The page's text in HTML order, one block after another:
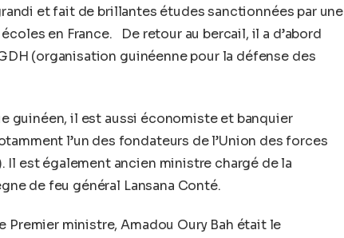
et fait de brillantes études sanctionnées par une
en France. De retour au bercail, il a d’abord
(organisation guinéenne pour la défense des
guinéen, il est aussi économiste et banquier
l’un des fondateurs de l’Union des forces
Il est également ancien ministre chargé de la
de feu général Lansana Conté.
Premier ministre, Amadou Oury Bah était le